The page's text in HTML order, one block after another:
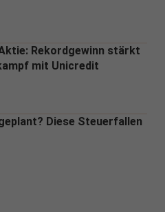
Rekordgewinn stärkt
mit Unicredit
Diese Steuerfallen